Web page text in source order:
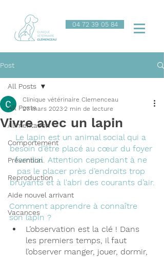
04 72 39 05 84
Post
All Posts
Alimentation
Comportement
Prévention
Reproduction
Aide nouvel arrivant
Vacances
All Posts
Vivre avec un lapin
Clinique vétérinaire Clemenceau
27 mars 2023 2 min de lecture
Le lapin est un animal social qui a
besoin d’être placé au cœur du foyer
familial. Attention cependant à ne
pas le placer près d’endroits trop
bruyants et à l'abri des courants d’air.
Comment apprendre à connaître
son lapin ?
L’observation est la clé ! Dans
les premiers temps, il faut
l’observer manger, jouer, dormir,